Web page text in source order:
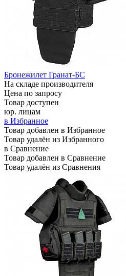
Бронежилет Гранат-БС
На складе производителя
Цена по запросу
Товар доступен
юр. лицам
в Избранное
Товар добавлен в Избранное
Товар удалён из Избранного
в Сравнение
Товар добавлен в Сравнение
Товар удалён из Сравнения